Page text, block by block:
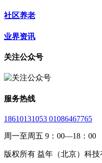
社区养老
业界资讯
关注公众号
服务热线
18610131053 01086467765
周一至周五 9：00—18：00
版权所有 益年（北京）科技